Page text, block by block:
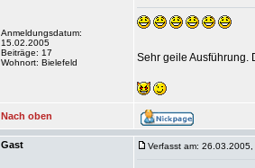
Anmeldungsdatum:
15.02.2005
Beiträge: 17
Wohnort: Bielefeld
Sehr geile Ausführung.
Nach oben
Gast Verfasst am: